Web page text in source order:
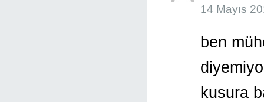
14 Mayıs
ben
kusura